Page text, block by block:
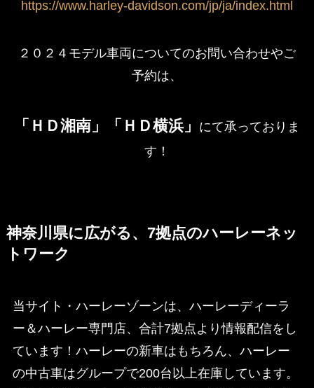
https://www.harley-davidson.com/jp/ja/index.html
２０２４モデル車両についてのお問い合わせやご
予約は、
「ＨＤ湘南」「ＨＤ横浜」
にて承っておりま
す！
神奈川県に広がる、7拠点のハーレーネッ
トワーク
当サイト・ハーレーゾーンは、ハーレーディーラ
ー＆ハーレー専門店、合計7拠点より情報配信をし
ています！ハーレーの新車はもちろん、ハーレー
の中古車はグループで200台以上在庫しています。